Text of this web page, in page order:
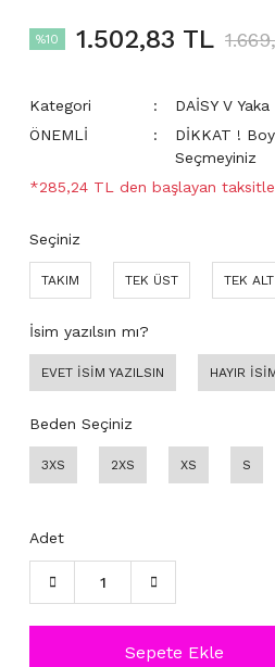
%10 1.502,83 TL
Kategori
DAİSY V
ÖNEMLİ
DİKKAT !
Seçmeyiniz
*285,24 TL den başlayan
Seçiniz
TAKIM TEK ÜST TEK ALT
İsim yazılsın mı?
EVET İSİM YAZILSIN HAYIR
Beden Seçiniz
3XS 2XS XS S
Adet
Sepete Ekle